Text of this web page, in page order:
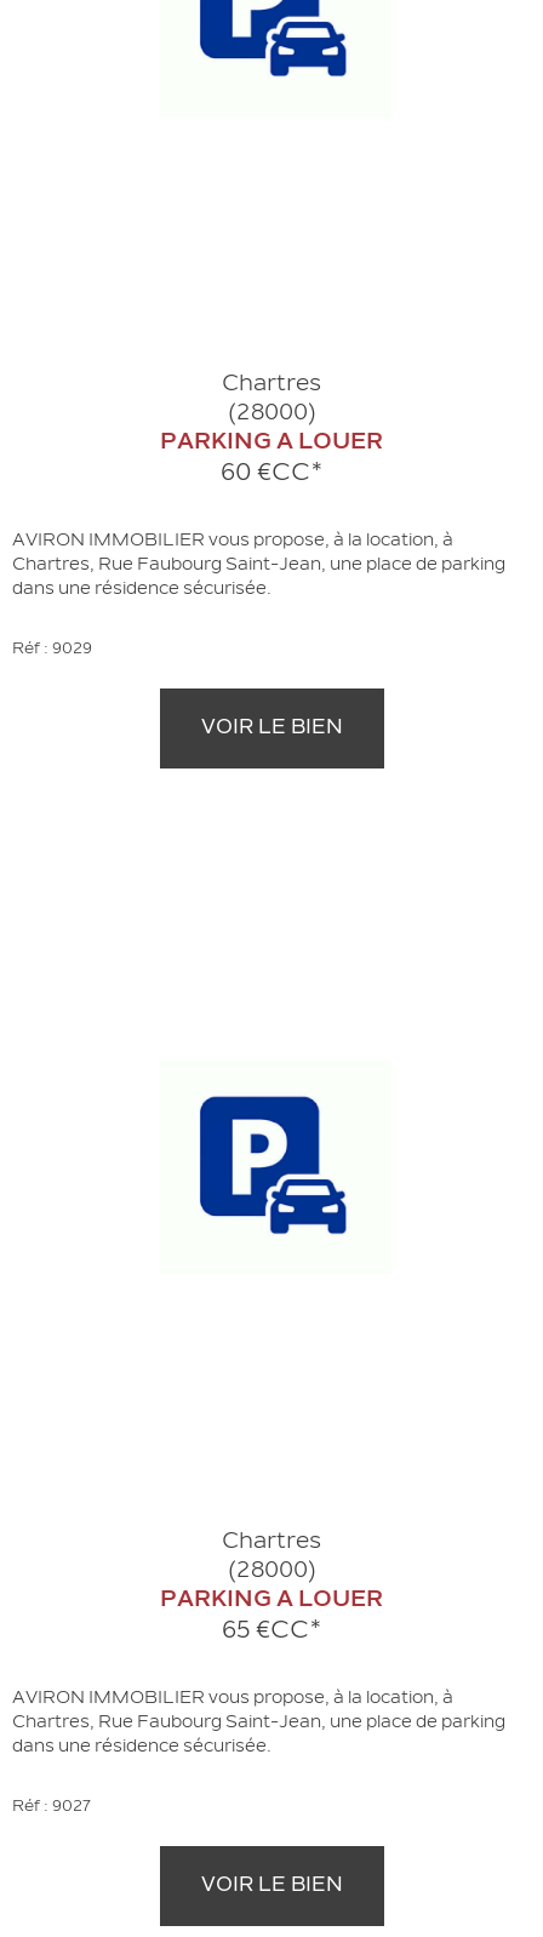
Chartres
(28000)
PARKING A LOUER
60 €CC*
AVIRON IMMOBILIER vous propose, à la location, à
Chartres, Rue Faubourg Saint-Jean, une place de parking
dans une résidence sécurisée.
Réf : 9029
VOIR LE BIEN
Chartres
(28000)
PARKING A LOUER
65 €CC*
AVIRON IMMOBILIER vous propose, à la location, à
Chartres, Rue Faubourg Saint-Jean, une place de parking
dans une résidence sécurisée.
Réf : 9027
VOIR LE BIEN